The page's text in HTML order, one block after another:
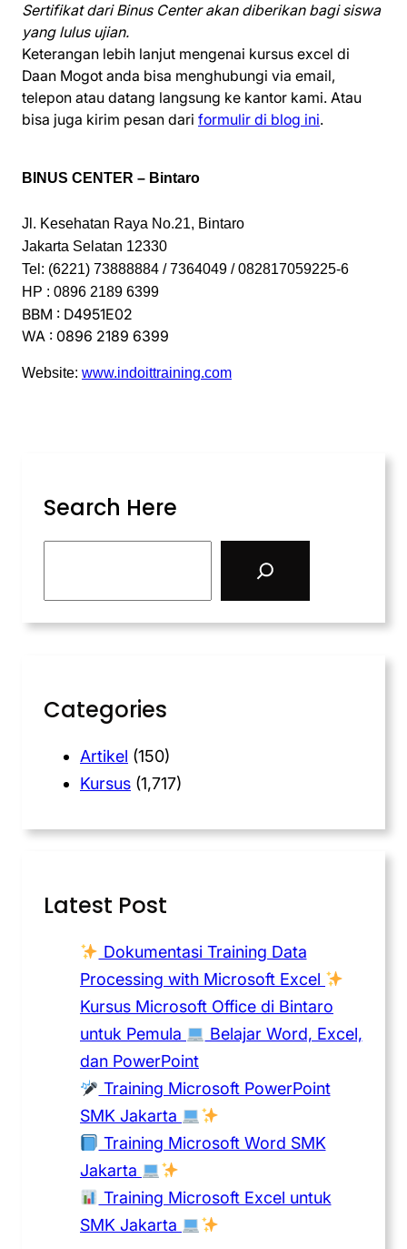
Sertifikat dari Binus Center akan diberikan bagi siswa
yang lulus ujian.
Keterangan lebih lanjut mengenai kursus excel di
Daan Mogot anda bisa menghubungi via email,
telepon atau datang langsung ke kantor kami. Atau
bisa juga kirim pesan dari formulir di blog ini.
BINUS CENTER – Bintaro
Jl. Kesehatan Raya No.21, Bintaro
Jakarta Selatan 12330
Tel: (6221) 73888884 / 7364049 / 082817059225-6
HP : 0896 2189 6399
BBM : D4951E02
WA : 0896 2189 6399
Website: www.indoittraining.com
Search Here
Categories
Artikel (150)
Kursus (1,717)
Latest Post
Dokumentasi Training Data
Processing with Microsoft Excel
Kursus Microsoft Office di Bintaro
untuk Pemula
Belajar Word, Excel,
dan PowerPoint
Training Microsoft PowerPoint
SMK Jakarta
Training Microsoft Word SMK
Jakarta
Training Microsoft Excel untuk
SMK Jakarta